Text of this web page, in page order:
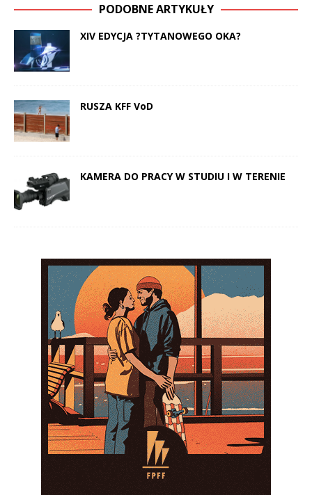
PODOBNE ARTYKUŁY
XIV EDYCJA ?TYTANOWEGO OKA?
RUSZA KFF VoD
KAMERA DO PRACY W STUDIU I W TERENIE